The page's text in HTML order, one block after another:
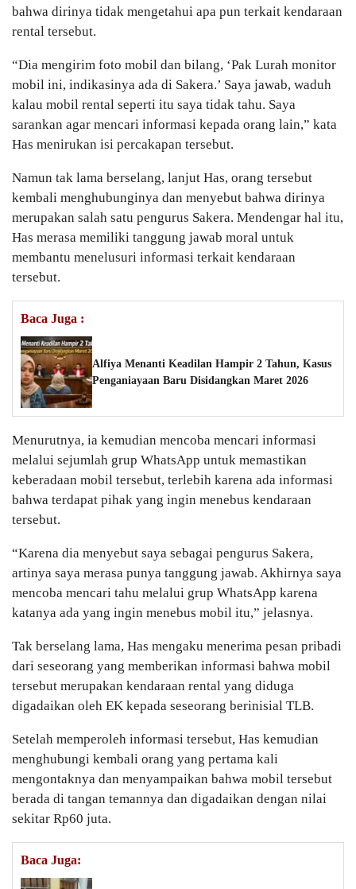
bahwa dirinya tidak mengetahui apa pun terkait kendaraan
rental tersebut.
“Dia mengirim foto mobil dan bilang, ‘Pak Lurah monitor
mobil ini, indikasinya ada di Sakera.’ Saya jawab, waduh
kalau mobil rental seperti itu saya tidak tahu. Saya
sarankan agar mencari informasi kepada orang lain,” kata
Has menirukan isi percakapan tersebut.
Namun tak lama berselang, lanjut Has, orang tersebut
kembali menghubunginya dan menyebut bahwa dirinya
merupakan salah satu pengurus Sakera. Mendengar hal itu,
Has merasa memiliki tanggung jawab moral untuk
membantu menelusuri informasi terkait kendaraan
tersebut.
Baca Juga :
Alfiya Menanti Keadilan Hampir 2 Tahun, Kasus
Penganiayaan Baru Disidangkan Maret 2026
Menurutnya, ia kemudian mencoba mencari informasi
melalui sejumlah grup WhatsApp untuk memastikan
keberadaan mobil tersebut, terlebih karena ada informasi
bahwa terdapat pihak yang ingin menebus kendaraan
tersebut.
“Karena dia menyebut saya sebagai pengurus Sakera,
artinya saya merasa punya tanggung jawab. Akhirnya saya
mencoba mencari tahu melalui grup WhatsApp karena
katanya ada yang ingin menebus mobil itu,” jelasnya.
Tak berselang lama, Has mengaku menerima pesan pribadi
dari seseorang yang memberikan informasi bahwa mobil
tersebut merupakan kendaraan rental yang diduga
digadaikan oleh EK kepada seseorang berinisial TLB.
Setelah memperoleh informasi tersebut, Has kemudian
menghubungi kembali orang yang pertama kali
mengontaknya dan menyampaikan bahwa mobil tersebut
berada di tangan temannya dan digadaikan dengan nilai
sekitar Rp60 juta.
Baca Juga: